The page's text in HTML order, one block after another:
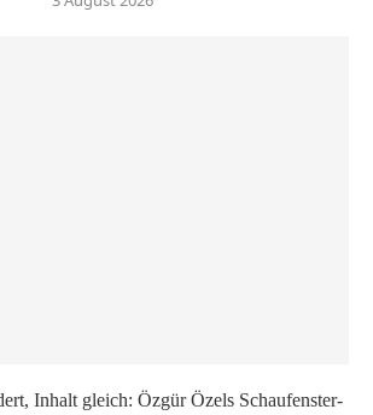
Inhalt gleich: Özgür Özels Schaufenster-